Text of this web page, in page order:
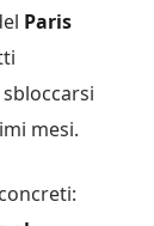
Paris
mesi.